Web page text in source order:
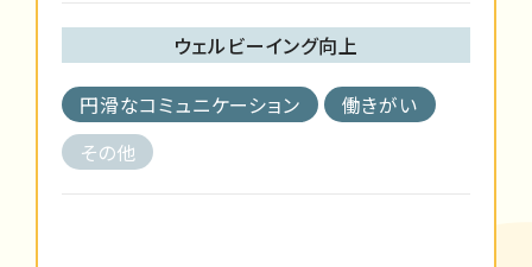
ウェルビーイング向上
円滑なコミュニケーション
働きがい
その他